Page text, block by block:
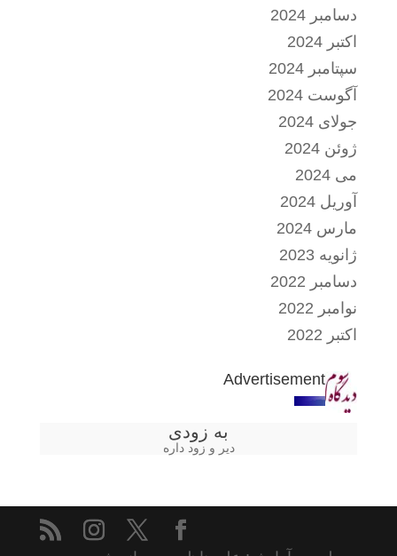
دسامبر 2024
اکتبر 2024
سپتامبر 2024
آگوست 2024
جولای 2024
ژوئن 2024
می 2024
آوریل 2024
مارس 2024
ژانویه 2023
دسامبر 2022
نوامبر 2022
اکتبر 2022
Advertisement
به زودی
دیر و زود داره